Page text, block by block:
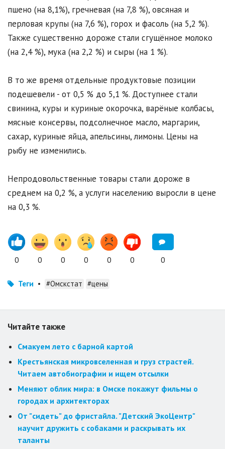
пшено (на 8,1%), гречневая (на 7,8 %), овсяная и
перловая крупы (на 7,6 %), горох и фасоль (на 5,2 %).
Также существенно дороже стали сгущённое молоко
(на 2,4 %), мука (на 2,2 %) и сыры (на 1 %).
В то же время отдельные продуктовые позиции
подешевели - от 0,5 % до 5,1 %. Доступнее стали
свинина, куры и куриные окорочка, варёные колбасы,
мясные консервы, подсолнечное масло, маргарин,
сахар, куриные яйца, апельсины, лимоны. Цены на
рыбу не изменились.
Непродовольственные товары стали дороже в
среднем на 0,2 %, а услуги населению выросли в цене
на 0,3 %.
0 0 0 0 0 0 0
Теги • #Омскстат #цены
Читайте также
Смакуем лето с барной картой
Крестьянская микровселенная и груз страстей.
Читаем автобиографии и ищем отсылки
Меняют облик мира: в Омске покажут фильмы о
городах и архитекторах
От "сидеть" до фристайла. "Детский ЭкоЦентр"
научит дружить с собаками и раскрывать их
таланты